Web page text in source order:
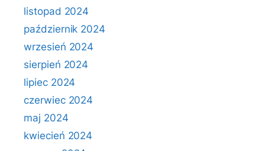
listopad 2024
październik 2024
wrzesień 2024
sierpień 2024
lipiec 2024
czerwiec 2024
maj 2024
kwiecień 2024